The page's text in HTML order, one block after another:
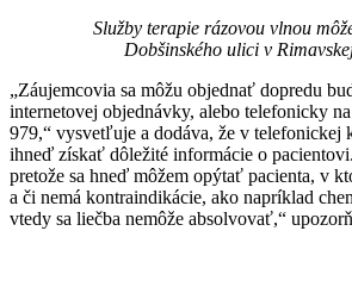
Služby terapie rázovou vlnou
Dobšinského ulici v
„Záujemcovia sa môžu objednať dopredu
internetovej objednávky, alebo telefonicky
979,“ vysvetľuje a dodáva, že v telefonickej
ihneď získať dôležité informácie o
pretože sa hneď môžem opýtať pacienta, v
a či nemá kontraindikácie, ako napríklad
vtedy sa liečba nemôže absolvovať,“